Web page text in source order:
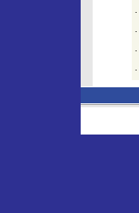
·
·
·
·